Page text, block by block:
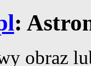
:
obraz